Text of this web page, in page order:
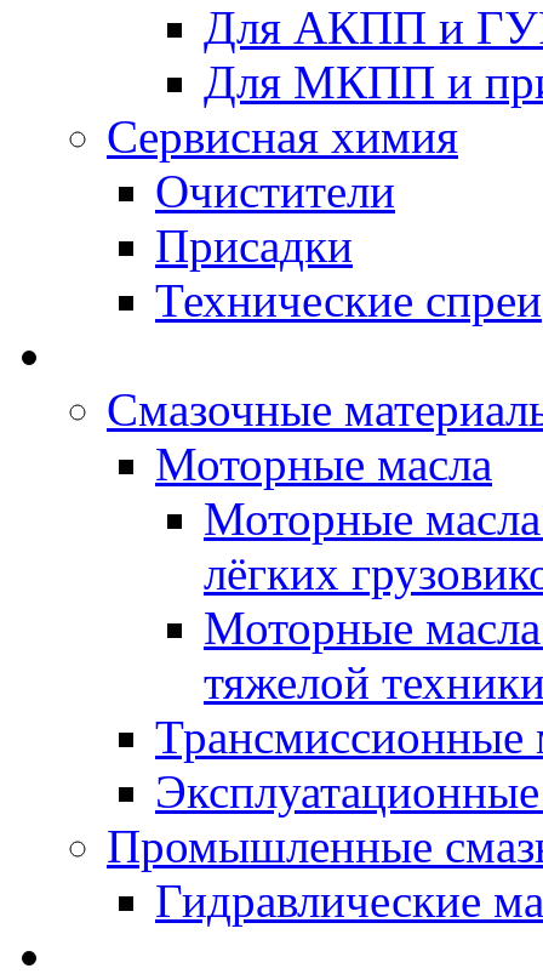
Для АКПП и
Для МКПП и
Сервисная химия
Очистители
Присадки
Технические спреи
Смазочные
Моторные масла
Моторные
лёгких
Моторные
тяжелой
Трансмиссионные
Промышленные
Гидравлические